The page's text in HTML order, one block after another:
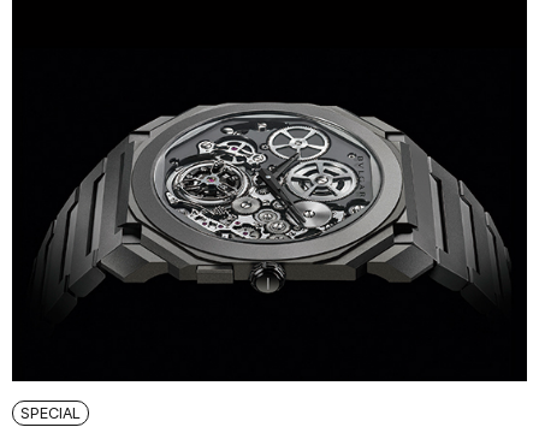
SPECIAL